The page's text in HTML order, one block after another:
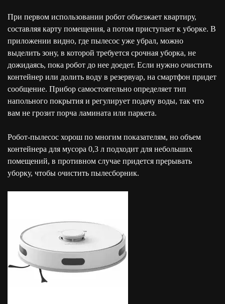
При первом использовании робот объезжает квартиру,
составляя карту помещения, а потом приступает к уборке. В
приложении видно, где пылесос уже убрал, можно
выделить зону, в которой требуется срочная уборка, не
дожидаясь, пока робот до нее доедет. Если нужно очистить
контейнер или долить воду в резервуар, на смартфон придет
сообщение. Прибор самостоятельно определяет тип
напольного покрытия и регулирует подачу воды, так что
вам не грозит порча ламината или паркета.
Робот-пылесос хорош по многим показателям, но объем
контейнера для мусора 0,3 л подходит для небольших
помещений, в противном случае придется прерывать
уборку, чтобы очистить пылесборник.